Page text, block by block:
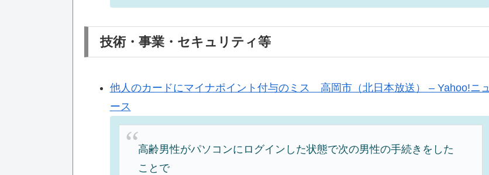
技術・事業・セキュリティ等
他人のカードにマイナポイント付与のミス 高岡市（北日本放送） – Yahoo!ニュ
ース
高齢男性がパソコンにログインした状態で次の男性の手続きをした
ことで